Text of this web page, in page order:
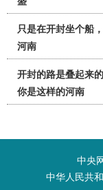
只是在开封坐个船
河南
开封的路是叠起来
你是这样的河南
中央
中华人民共